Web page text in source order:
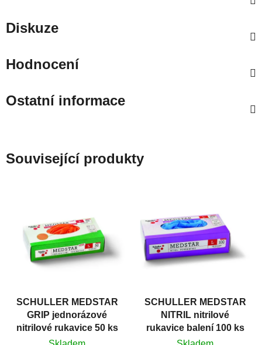
Diskuze
Hodnocení
Ostatní informace
Související produkty
SCHULLER MEDSTAR
GRIP jednorázové
nitrilové rukavice 50 ks
SCHULLER MEDSTAR
NITRIL nitrilové
rukavice balení 100 ks